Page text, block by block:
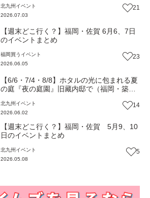
北九州 イベント
2026.07.03
21
【週末どこ行く？】福岡・佐賀 6月6、7日
のイベントまとめ
福岡 買う イベント
2026.06.05
23
【6/6・7/4・8/8】ホタルの光に包まれる夏
の庭『夜の庭園』旧藏内邸で（福岡・築上
北九州 イベント
2026.06.02
14
【週末どこ行く？】福岡・佐賀 5月9、10
日のイベントまとめ
北九州 イベント
2026.05.08
5